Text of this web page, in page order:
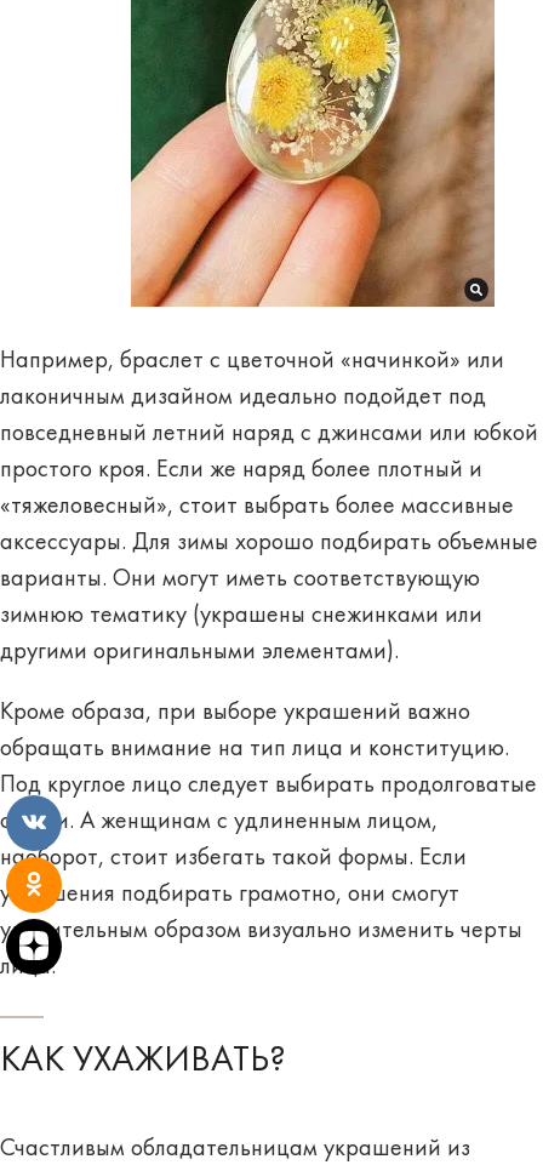
Например, браслет с цветочной «начинкой» или
лаконичным дизайном идеально подойдет под
повседневный летний наряд с джинсами или юбкой
простого кроя. Если же наряд более плотный и
«тяжеловесный», стоит выбрать более массивные
аксессуары. Для зимы хорошо подбирать объемные
варианты. Они могут иметь соответствующую
зимнюю тематику (украшены снежинками или
другими оригинальными элементами).
Кроме образа, при выборе украшений важно
обращать внимание на тип лица и конституцию.
Под круглое лицо следует выбирать продолговатые
серьги. А женщинам с удлиненным лицом,
наоборот, стоит избегать такой формы. Если
украшения подбирать грамотно, они смогут
удивительным образом визуально изменить черты
лица.
КАК УХАЖИВАТЬ?
Счастливым обладательницам украшений из